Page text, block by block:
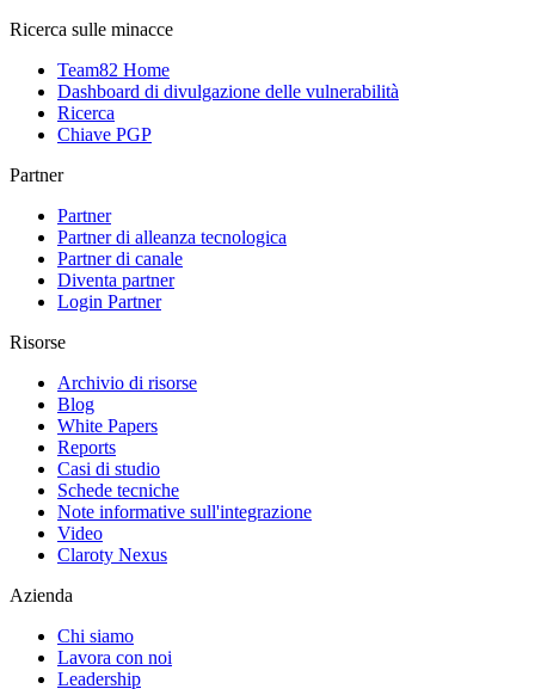
Ricerca sulle minacce
Team82 Home
Dashboard di divulgazione delle vulnerabilità
Ricerca
Chiave PGP
Partner
Partner
Partner di alleanza tecnologica
Partner di canale
Diventa partner
Login Partner
Risorse
Archivio di risorse
Blog
White Papers
Reports
Casi di studio
Schede tecniche
Note informative sull'integrazione
Video
Claroty Nexus
Azienda
Chi siamo
Lavora con noi
Leadership